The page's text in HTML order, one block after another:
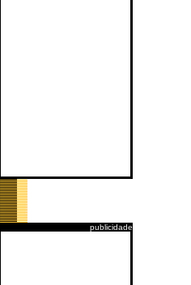
publicidade